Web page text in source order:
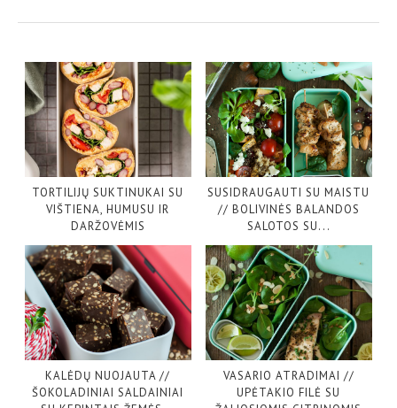
TORTILIJŲ SUKTINUKAI SU
VIŠTIENA, HUMUSU IR
DARŽOVĖMIS
SUSIDRAUGAUTI SU MAISTU
// BOLIVINĖS BALANDOS
SALOTOS SU...
KALĖDŲ NUOJAUTA //
ŠOKOLADINIAI SALDAINIAI
VASARIO ATRADIMAI //
UPĖTAKIO FILĖ SU